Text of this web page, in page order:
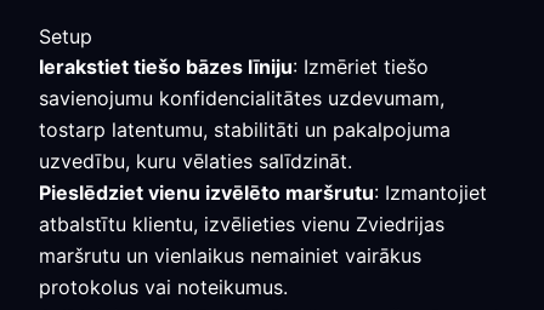
Setup
Ierakstiet tiešo bāzes līniju: Izmēriet tiešo
savienojumu konfidencialitātes uzdevumam,
tostarp latentumu, stabilitāti un pakalpojuma
uzvedību, kuru vēlaties salīdzināt.
Pieslēdziet vienu izvēlēto maršrutu: Izmantojiet
atbalstītu klientu, izvēlieties vienu Zviedrijas
maršrutu un vienlaikus nemainiet vairākus
protokolus vai noteikumus.